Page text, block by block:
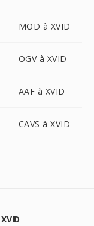
MOD à XVID
OGV à XVID
AAF à XVID
CAVS à XVID